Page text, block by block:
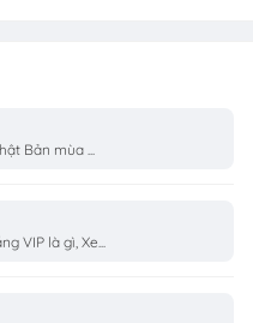
Bản mùa ...
VIP là gì, Xe...